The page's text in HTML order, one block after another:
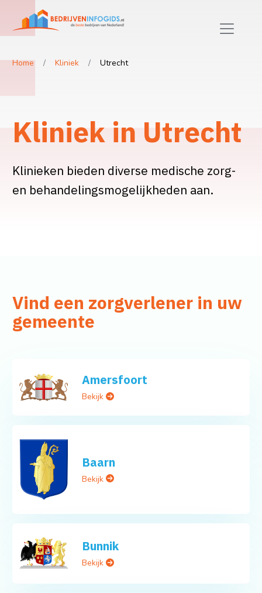
Home Kliniek Utrecht
Kliniek in Utrecht
Klinieken bieden diverse medische zorg-
en behandelingsmogelijkheden aan.
Vind een zorgverlener in uw
gemeente
Amersfoort
Bekijk
Baarn
Bekijk
Bunnik
Bekijk